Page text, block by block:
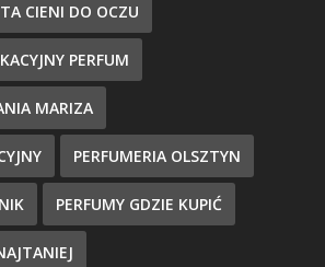
CIENI DO OCZU
PERFUM
MARIZA
PERFUMERIA OLSZTYN
PERFUMY GDZIE KUPIĆ